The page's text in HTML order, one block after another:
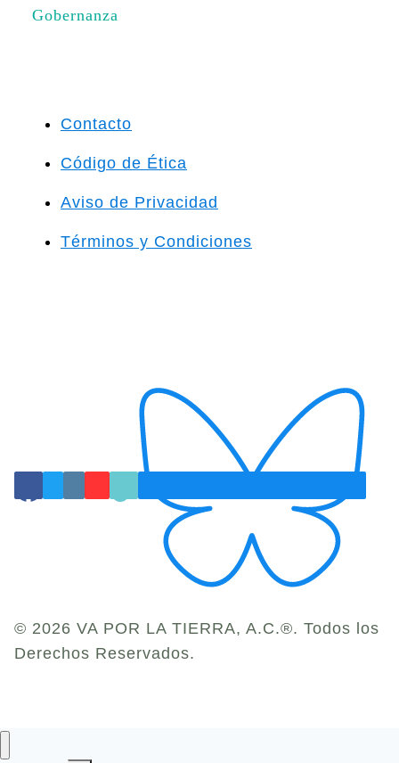
Gobernanza
Contacto
Código de Ética
Aviso de Privacidad
Términos y Condiciones
© 2026 VA POR LA TIERRA, A.C.®. Todos los
Derechos Reservados.